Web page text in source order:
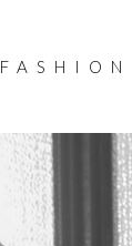
FASHION